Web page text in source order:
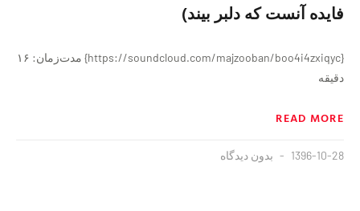
فایده آنست که دلبر بیند)
{https://soundcloud.com/majzooban/boo4i4zxiqyc} مدت‌زمان: ۱۶
دقیقه
READ MORE
1396-10-28 بدون دیدگاه